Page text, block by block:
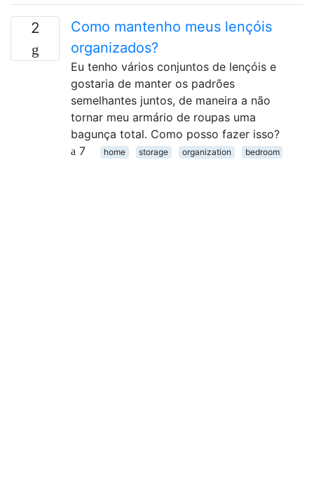
2
Como mantenho meus lençóis
organizados?
Eu tenho vários conjuntos de lençóis e
gostaria de manter os padrões
semelhantes juntos, de maneira a não
tornar meu armário de roupas uma
bagunça total. Como posso fazer isso?
7
home storage organization bedroom